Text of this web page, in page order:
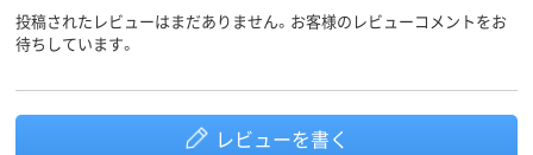
投稿されたレビューはまだありません。お客様のレビューコメントをお
待ちしています。
レビューを書く